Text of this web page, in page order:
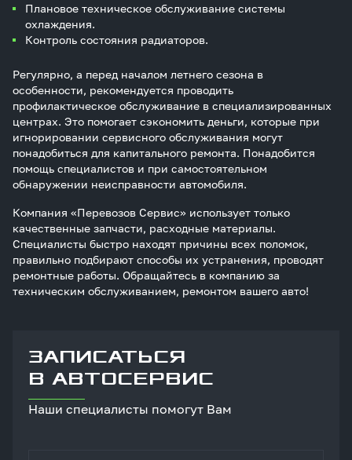
Плановое техническое обслуживание системы
охлаждения.
Контроль состояния радиаторов.
Регулярно, а перед началом летнего сезона в
особенности, рекомендуется проводить
профилактическое обслуживание в специализированных
центрах. Это помогает сэкономить деньги, которые при
игнорировании сервисного обслуживания могут
понадобиться для капитального ремонта. Понадобится
помощь специалистов и при самостоятельном
обнаружении неисправности автомобиля.
Компания «Перевозов Сервис» использует только
качественные запчасти, расходные материалы.
Специалисты быстро находят причины всех поломок,
правильно подбирают способы их устранения, проводят
ремонтные работы. Обращайтесь в компанию за
техническим обслуживанием, ремонтом вашего авто!
ЗАПИСАТЬСЯ
В АВТОСЕРВИС
Наши специалисты помогут Вам